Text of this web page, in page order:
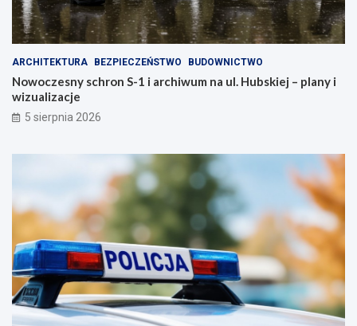
ARCHITEKTURA BEZPIECZEŃSTWO BUDOWNICTWO
Nowoczesny schron S-1 i archiwum na ul. Hubskiej – plany i
wizualizacje
5 sierpnia 2026